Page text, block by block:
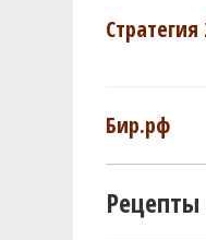
Стратегия
Бир.рф